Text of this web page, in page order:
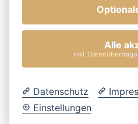
Alle
inkl.
Datenschutz
Einstellungen